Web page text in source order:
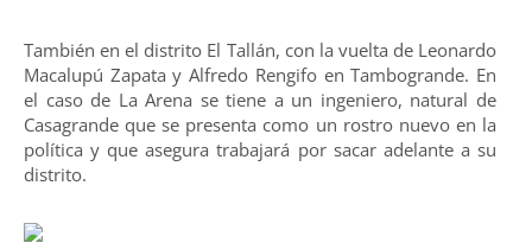
También en el distrito El Tallán, con la vuelta de Leonardo
Macalupú Zapata y Alfredo Rengifo en Tambogrande. En
el caso de La Arena se tiene a un ingeniero, natural de
Casagrande que se presenta como un rostro nuevo en la
política y que asegura trabajará por sacar adelante a su
distrito.